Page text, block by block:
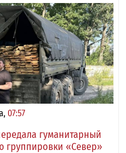
07:57
гуманитарный
группировки «Север»